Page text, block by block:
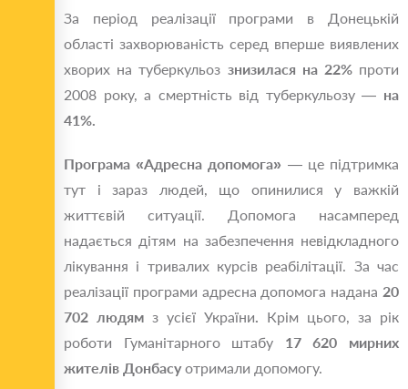
За період реалізації програми в Донецькій
області захворюваність серед вперше виявлених
хворих на туберкульоз знизилася на 22%проти
2008 року, а смертність від туберкульозу — на
41%.
Програма «Адресна допомога» — це підтримка
тут і зараз людей, що опинилися у важкій
життєвій ситуації. Допомога насамперед
надається дітям на забезпечення невідкладного
лікування і тривалих курсів реабілітації. За час
реалізації програми адресна допомога надана 20
702 людям з усієї України. Крім цього, за рік
роботи Гуманітарного штабу 17 620 мирних
жителів Донбасуотримали допомогу.